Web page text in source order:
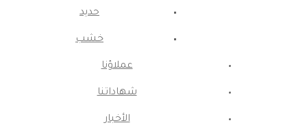
حديد
خشب
عملاؤنا
شهاداتنا
الأخبار